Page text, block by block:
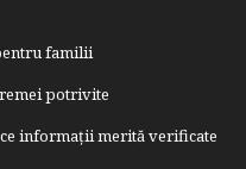
familii
potrivite
informații merită verificate